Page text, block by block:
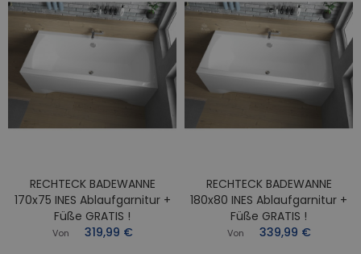
RECHTECK BADEWANNE
170x75 INES Ablaufgarnitur +
Füße GRATIS !
Von 319,99 €
RECHTECK BADEWANNE
180x80 INES Ablaufgarnitur +
Füße GRATIS !
Von 339,99 €